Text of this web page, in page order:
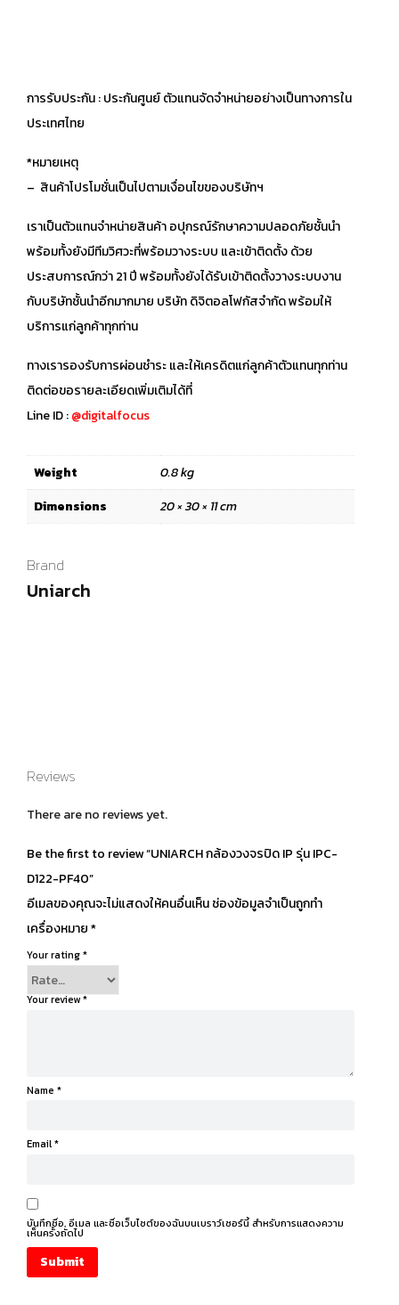
การรับประกัน : ประกันศูนย์ ตัวแทนจัดจำหน่ายอย่างเป็นทางการใน
ประเทศไทย
*หมายเหตุ
– สินค้าโปรโมชั่นเป็นไปตามเงื่อนไขของบริษัทฯ
เราเป็นตัวแทนจำหน่ายสินค้า อปุกรณ์รักษาความปลอดภัยชั้นนำ
พร้อมทั้งยังมีทีมวิศวะที่พร้อมวางระบบ และเข้าติดตั้ง ด้วย
ประสบการณ์กว่า 21 ปี พร้อมทั้งยังได้รับเข้าติดตั้งวางระบบงาน
กับบริษัทชั้นนำอีกมากมาย บริษัท ดิจิตอลโฟกัสจำกัด พร้อมให้
บริการแก่ลูกค้าทุกท่าน
ทางเรารองรับการผ่อนชำระ และให้เครดิตแก่ลูกค้าตัวแทนทุกท่าน
ติดต่อขอรายละเอียดเพิ่มเติมได้ที่
Line ID :@digitalfocus
Weight
0.8 kg
Dimensions
20 × 30 × 11 cm
Brand
Uniarch
Reviews
There are no reviews yet.
Be the first to review “UNIARCH กล้องวงจรปิด IP รุ่น IPC-
D122-PF40”
อีเมลของคุณจะไม่แสดงให้คนอื่นเห็นช่องข้อมูลจำเป็นถูกทำ
เครื่องหมาย*
Your rating*
Your review*
Name *
Email*
บันทึกชื่อ, อีเมล และชื่อเว็บไซต์ของฉันบนเบราว์เซอร์นี้ สำหรับการแสดงความ
เห็นครั้งถัดไป